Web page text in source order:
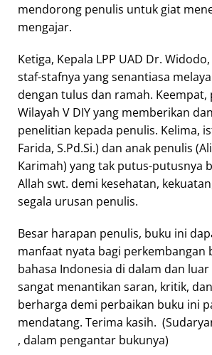
mendorong penulis untuk giat
mengajar.
Ketiga, Kepala LPP UAD Dr.
staf-stafnya yang senantiasa
dengan tulus dan ramah. Keempat,
Wilayah V DIY yang memberikan
penelitian kepada penulis. Kelima,
Farida, S.Pd.Si.) dan anak penulis
Karimah) yang tak putus-putusnya
Allah swt. demi kesehatan,
segala urusan penulis.
Besar harapan penulis, buku ini
manfaat nyata bagi perkembangan
bahasa Indonesia di dalam dan
sangat menantikan saran, kritik,
berharga demi perbaikan buku ini
mendatang. Terima kasih.
, dalam pengantar bukunya)